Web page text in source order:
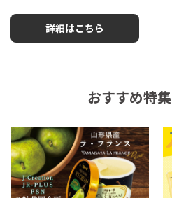
詳細はこちら
おすすめ特集